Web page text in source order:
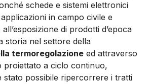
schede e sistemi elettronici
in campo civile e
di prodotti d’epoca
storia nel settore della
termoregolazione ed attraverso
proiettato a ciclo continuo,
stato possibile ripercorrere i tratti